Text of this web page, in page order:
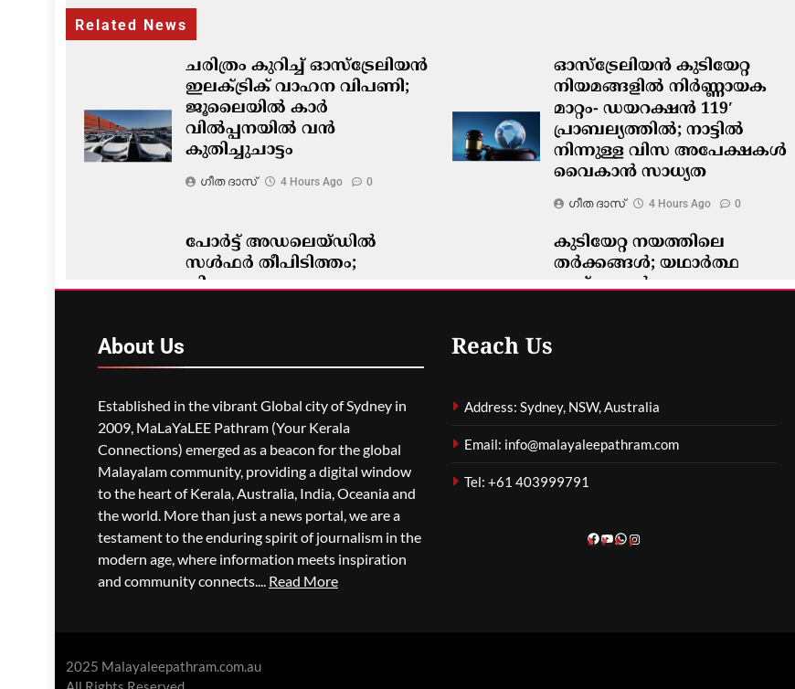
Related News
ചരിത്രം കുറിച്ച് ഓസ്‌ട്രേലിയൻ
ഇലക്ട്രിക് വാഹന വിപണി;
ജൂലൈയിൽ കാർ
വിൽപ്പനയിൽ വൻ
കുതിച്ചുചാട്ടം
ഗീത ദാസ്‌ 4 Hours Ago 0
ഓസ്‌ട്രേലിയൻ കുടിയേറ്റ
നിയമങ്ങളിൽ നിർണ്ണായക
മാറ്റം- ഡയറക്ഷൻ 119′
പ്രാബല്യത്തിൽ; നാട്ടിൽ
നിന്നുള്ള വിസ അപേക്ഷകൾ
വൈകാൻ സാധ്യത
ഗീത ദാസ്‌ 4 Hours Ago 0
പോർട്ട് അഡലെയ്ഡിൽ
സൾഫർ തീപിടിത്തം;
വിഷപുക പടരുന്നു,
കുടിയേറ്റ നയത്തിലെ
തർക്കങ്ങൾ; യഥാർത്ഥ
പ്രശ്നങ്ങൾ
About Us
Established in the vibrant Global city of Sydney in
2009, MaLaYaLEE Pathram (Your Kerala
Connections) emerged as a beacon for the global
Malayalam community, providing a digital window
to the heart of Kerala, Australia, India, Oceania and
the world. More than just a news portal, we are a
testament to the enduring spirit of journalism in the
modern age, where information meets inspiration
and community connects.... Read More
Reach Us
Address: Sydney, NSW, Australia
Email: info@malayaleepathram.com
Tel: +61 403999791
Facebook
YouTube
WhatsApp
Instagram
2025 Malayaleepathram.com.au